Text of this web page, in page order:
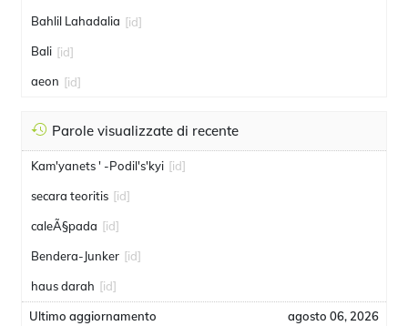
Bahlil Lahadalia [id]
Bali [id]
aeon [id]
Parole visualizzate di recente
Kam'yanets ' -Podil's'kyi [id]
secara teoritis [id]
caleÃ§pada [id]
Bendera-Junker [id]
haus darah [id]
Ultimo aggiornamento agosto 06, 2026